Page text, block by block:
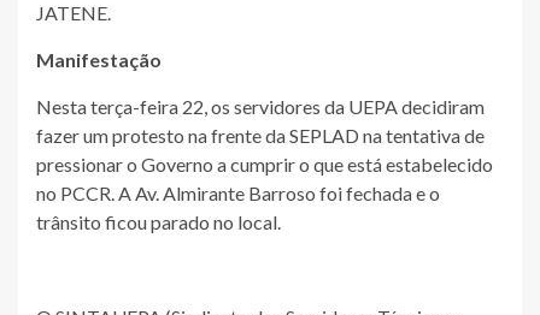
JATENE.
Manifestação
Nesta terça-feira 22, os servidores da UEPA decidiram
fazer um protesto na frente da SEPLAD na tentativa de
pressionar o Governo a cumprir o que está estabelecido
no PCCR. A Av. Almirante Barroso foi fechada e o
trânsito ficou parado no local.